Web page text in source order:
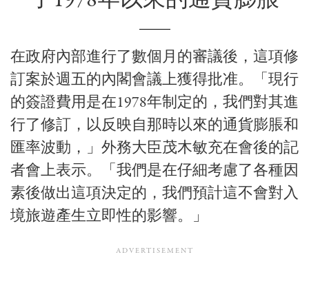
在政府內部進行了數個月的審議後，這項修
訂案於週五的內閣會議上獲得批准。「現行
的簽證費用是在1978年制定的，我們對其進
行了修訂，以反映自那時以來的通貨膨脹和
匯率波動，」外務大臣茂木敏充在會後的記
者會上表示。「我們是在仔細考慮了各種因
素後做出這項決定的，我們預計這不會對入
境旅遊產生立即性的影響。」